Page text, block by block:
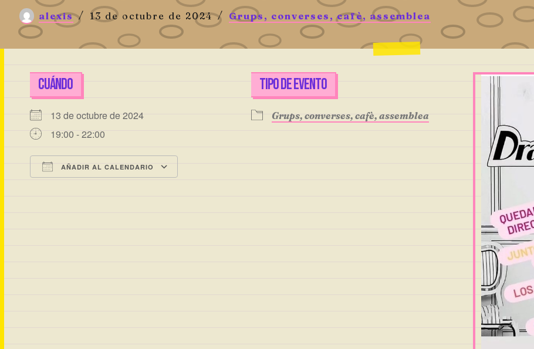
alexis 13 de octubre de 2024 Grups, converses, cafè, assemblea
CUÁNDO
13 de octubre de 2024
19:00 - 22:00
AÑADIR AL CALENDARIO
TIPO DE EVENTO
Grups, converses, cafè, assemblea